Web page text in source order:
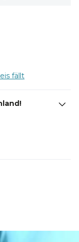
fällt